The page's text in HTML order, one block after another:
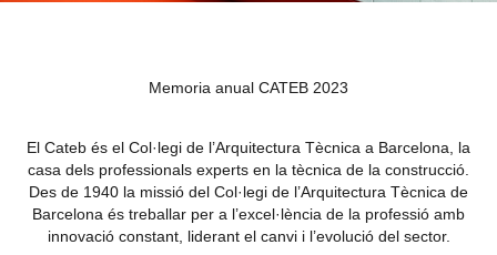
Memoria anual CATEB 2023
El Cateb és el Col·legi de l’Arquitectura Tècnica a Barcelona, la
casa dels professionals experts en la tècnica de la construcció.
Des de 1940 la missió del Col·legi de l’Arquitectura Tècnica de
Barcelona és treballar per a l’excel·lència de la professió amb
innovació constant, liderant el canvi i l’evolució del sector.